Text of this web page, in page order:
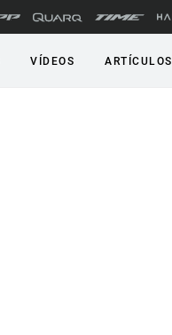
VÍDEOS ARTÍCULOS